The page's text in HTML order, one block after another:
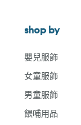
shop by
嬰兒服飾
女童服飾
男童服飾
餵哺用品